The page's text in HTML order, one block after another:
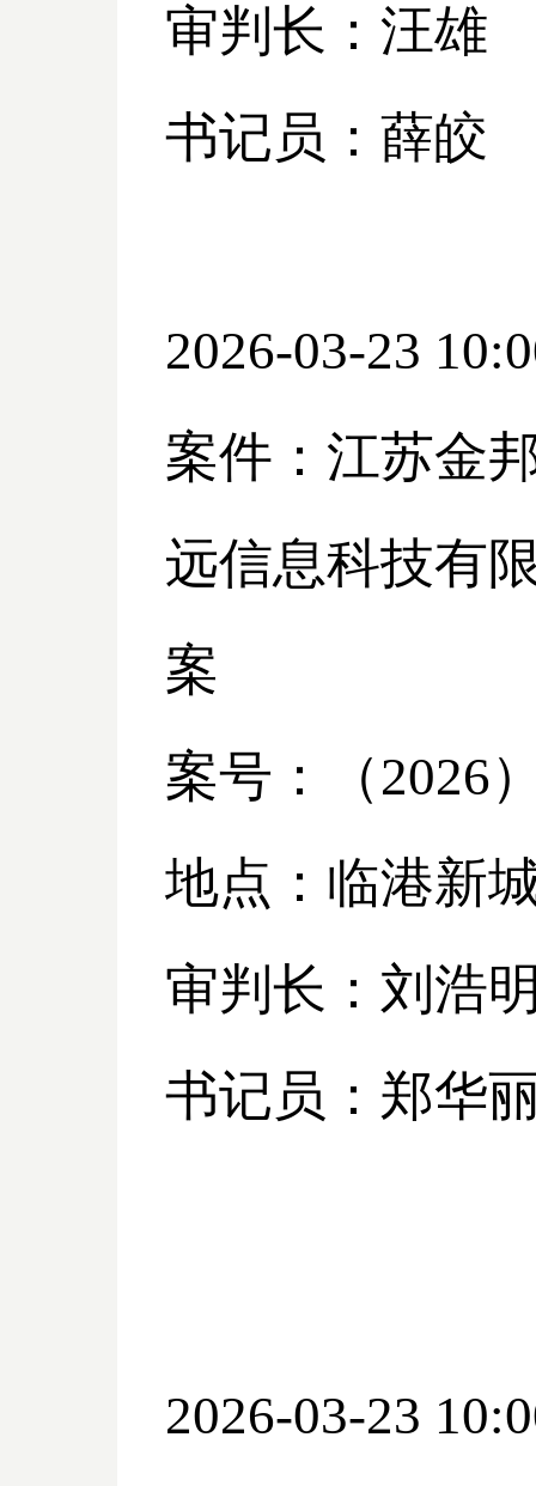
审判长：汪雄
书记员：薛皎
2026-03-23
案件：江苏金
远信息科技有
案
案号：（2026
地点：临港新
审判长：刘浩
书记员：郑华
2026-03-23